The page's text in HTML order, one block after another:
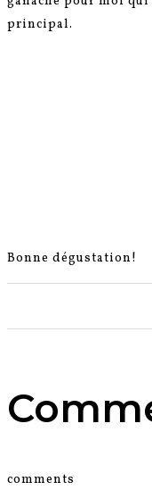
principal.
Bonne dégustation!
comments